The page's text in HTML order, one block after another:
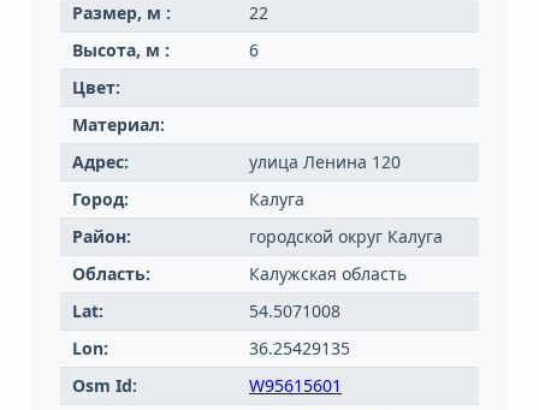
Размер, м :
22
Высота, м :
6
Цвет:
Материал:
Адрес:
улица Ленина 120
Город:
Калуга
Район:
городской округ Калуга
Область:
Калужская область
Lat:
54.5071008
Lon:
36.25429135
Osm Id:
W95615601